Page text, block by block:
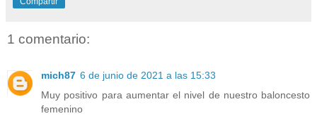
1 comentario:
mich87 6 de junio de 2021 a las 15:33
Muy positivo para aumentar el nivel de nuestro baloncesto
femenino